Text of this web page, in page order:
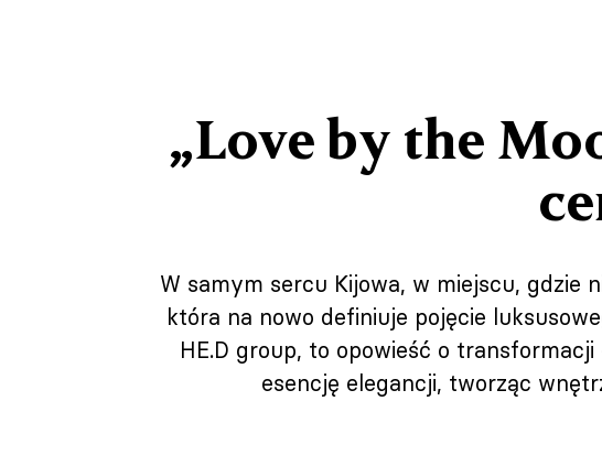
„Love by the
W samym sercu Kijowa, w miejscu, gdzie
która na nowo definiuje pojęcie
HE.D group, to opowieść o
esencję elegancji, tworząc